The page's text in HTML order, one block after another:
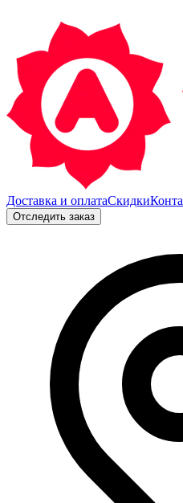
Доставка и оплатаСкидки
Отследить заказ